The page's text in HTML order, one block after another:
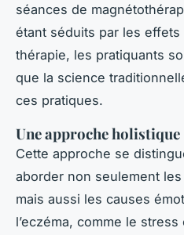
séances de
étant séduits par les effets
thérapie, les pratiquants
que la science
ces pratiques.
Une approche holistique
Cette approche se
aborder non seulement
mais aussi les causes
l’eczéma, comme le